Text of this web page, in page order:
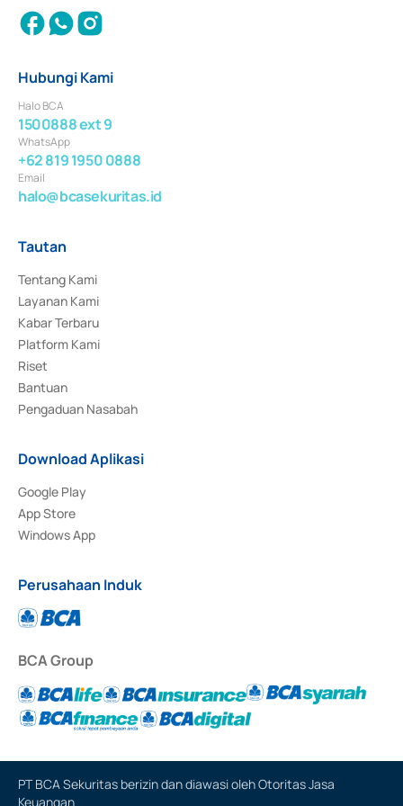
Hubungi Kami
Halo BCA
1500888 ext 9
WhatsApp
+62 819 1950 0888
Email
halo@bcasekuritas.id
Tautan
Tentang Kami
Layanan Kami
Kabar Terbaru
Platform Kami
Riset
Bantuan
Pengaduan Nasabah
Download Aplikasi
Google Play
App Store
Windows App
Perusahaan Induk
BCA Group
PT BCA Sekuritas berizin dan diawasi oleh Otoritas Jasa
Keuangan